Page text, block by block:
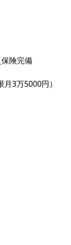
険完備
3万5000円）